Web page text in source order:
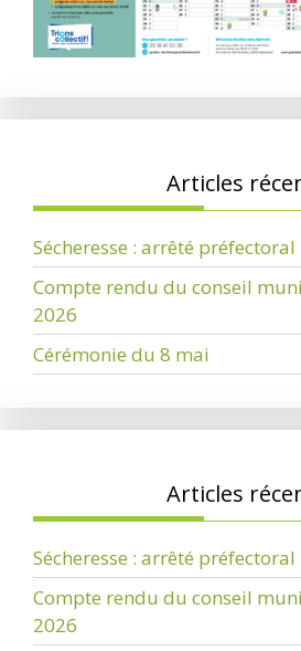
Articles
Sécheresse : arrêté
Compte rendu du conseil
2026
Cérémonie du 8 mai
Articles
Sécheresse : arrêté
Compte rendu du conseil
2026